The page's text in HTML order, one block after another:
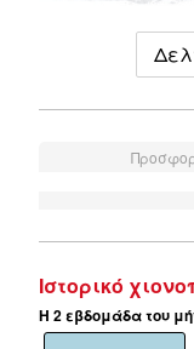
Ιστορικό
Η 2 εβδομάδα του